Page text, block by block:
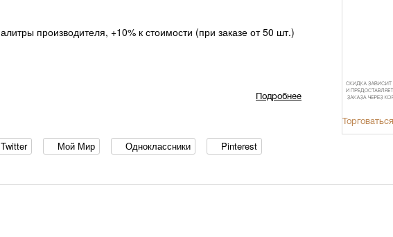
производителя, +10% к стоимости (при заказе от 50 шт.)
Подробнее
Twitter Мой Мир Одноклассники Pinterest